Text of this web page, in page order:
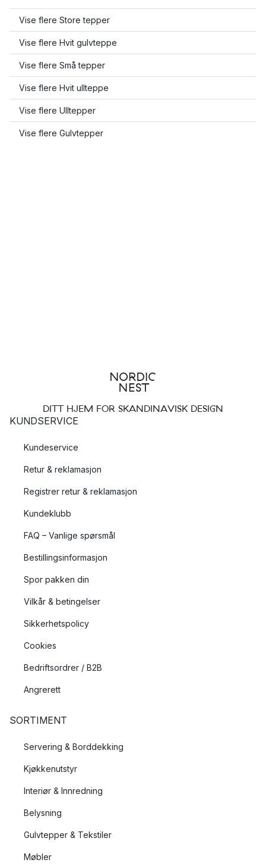
Vise flere Store tepper
Vise flere Hvit gulvteppe
Vise flere Små tepper
Vise flere Hvit ullteppe
Vise flere Ulltepper
Vise flere Gulvtepper
DITT HJEM FOR SKANDINAVISK DESIGN
KUNDSERVICE
Kundeservice
Retur & reklamasjon
Registrer retur & reklamasjon
Kundeklubb
FAQ – Vanlige spørsmål
Bestillingsinformasjon
Spor pakken din
Vilkår & betingelser
Sikkerhetspolicy
Cookies
Bedriftsordrer / B2B
Angrerett
SORTIMENT
Servering & Borddekking
Kjøkkenutstyr
Interiør & Innredning
Belysning
Gulvtepper & Tekstiler
Møbler